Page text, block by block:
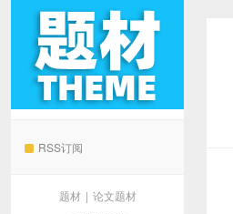
RSS订阅
题材 | 论文题材